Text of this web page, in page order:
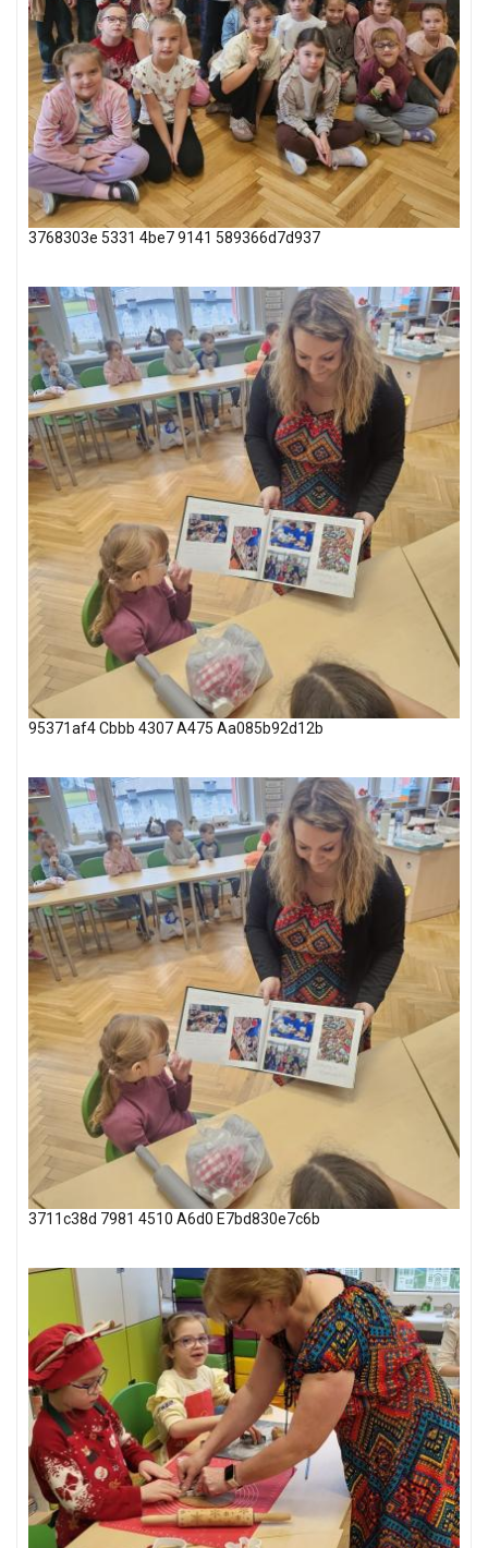
3768303e 5331 4be7 9141 589366d7d937
95371af4 Cbbb 4307 A475 Aa085b92d12b
3711c38d 7981 4510 A6d0 E7bd830e7c6b